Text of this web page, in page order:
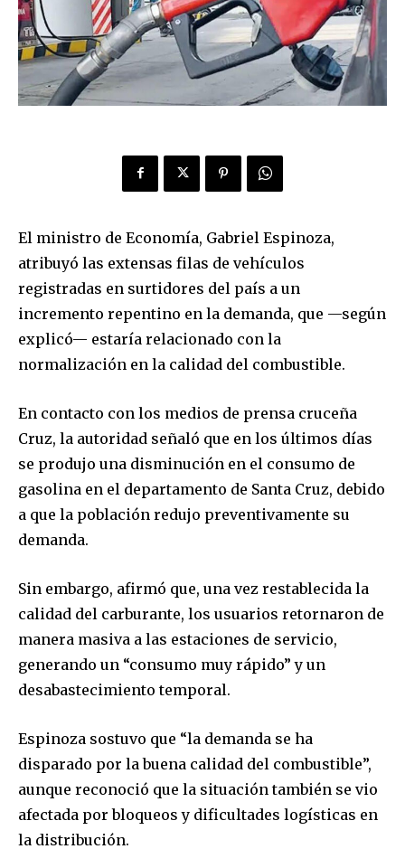
El ministro de Economía, Gabriel Espinoza,
atribuyó las extensas filas de vehículos
registradas en surtidores del país a un
incremento repentino en la demanda, que —según
explicó— estaría relacionado con la
normalización en la calidad del combustible.
En contacto con los medios de prensa cruceña
Cruz, la autoridad señaló que en los últimos días
se produjo una disminución en el consumo de
gasolina en el departamento de Santa Cruz, debido
a que la población redujo preventivamente su
demanda.
Sin embargo, afirmó que, una vez restablecida la
calidad del carburante, los usuarios retornaron de
manera masiva a las estaciones de servicio,
generando un “consumo muy rápido” y un
desabastecimiento temporal.
Espinoza sostuvo que “la demanda se ha
disparado por la buena calidad del combustible”,
aunque reconoció que la situación también se vio
afectada por bloqueos y dificultades logísticas en
la distribución.